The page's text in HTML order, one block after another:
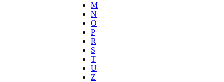
M
N
O
P
R
S
T
U
Z